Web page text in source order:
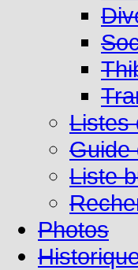
Listes
Guide
Liste
Photos